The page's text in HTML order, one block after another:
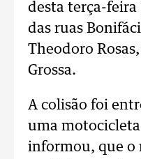
desta terça-
das ruas
Theodoro
Grossa.
A colisão foi
uma
informou, que o